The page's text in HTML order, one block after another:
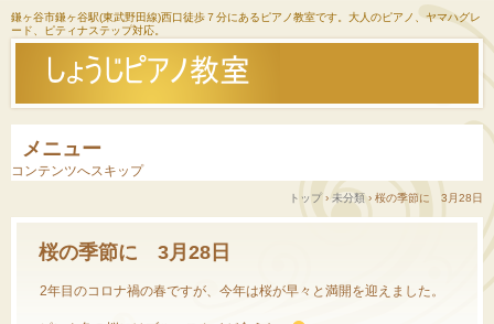
鎌ヶ谷市鎌ヶ谷駅(東武野田線)西口徒歩７分にあるピアノ教室です。大人のピアノ、ヤマハグレ
ード、ピティナステップ対応。
メニュー
コンテンツへスキップ
トップ › 未分類 › 桜の季節に 3月28日
桜の季節に 3月28日
2年目のコロナ禍の春ですが、今年は桜が早々と満開を迎えました。